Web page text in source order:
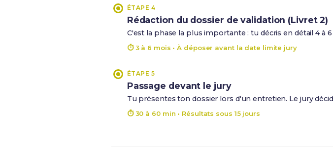
ÉTAPE 4
Rédaction du dossier de validation (Livret 2)
C'est la phase la plus importante : tu décris en détail 4
⏱ 3 à 6 mois • À déposer avant la date limite jury
ÉTAPE 5
Passage devant le jury
Tu présentes ton dossier lors d'un entretien. Le jury
⏱ 30 à 60 min • Résultats sous 15 jours